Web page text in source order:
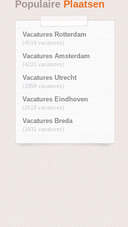
PopulairePlaatsen
Vacatures Rotterdam
(4519 vacatures)
Vacatures Amsterdam
(4221 vacatures)
Vacatures Utrecht
(2958 vacatures)
Vacatures Eindhoven
(2518 vacatures)
Vacatures Breda
(1831 vacatures)